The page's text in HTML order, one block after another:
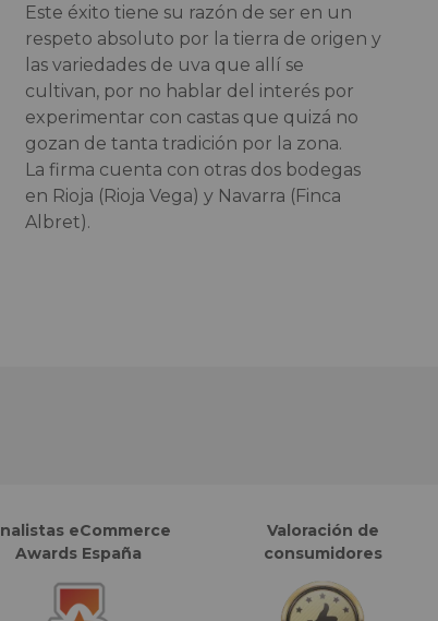
Este éxito tiene su razón de ser en un
respeto absoluto por la tierra de origen y
las variedades de uva que allí se
cultivan, por no hablar del interés por
experimentar con castas que quizá no
gozan de tanta tradición por la zona.
La firma cuenta con otras dos bodegas
en Rioja (Rioja Vega) y Navarra (Finca
Albret).
eCommerce
Awards España
Valoración de
consumidores